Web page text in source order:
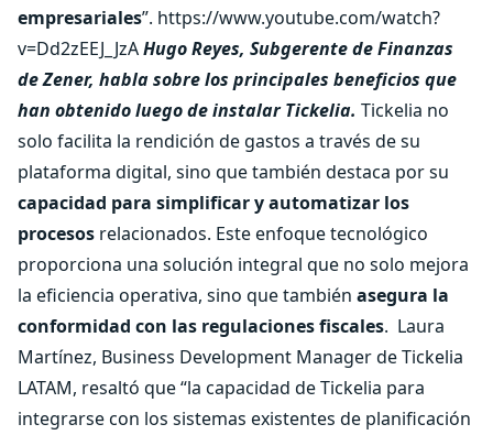
empresariales”. https://www.youtube.com/watch?
v=Dd2zEEJ_JzAHugo Reyes, Subgerente de Finanzas
de Zener, habla sobre los principales beneficios que
han obtenido luego de instalar Tickelia. Tickelia no
solo facilita la rendición de gastos a través de su
plataforma digital, sino que también destaca por su
capacidad para simplificar y automatizar los
procesos relacionados. Este enfoque tecnológico
proporciona una solución integral que no solo mejora
la eficiencia operativa, sino que también asegura la
conformidad con las regulaciones fiscales. Laura
Martínez, Business Development Manager de Tickelia
LATAM, resaltó que “la capacidad de Tickelia para
integrarse con los sistemas existentes de planificación